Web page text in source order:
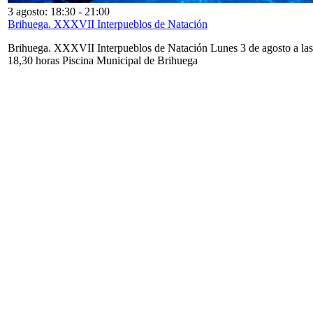
3 agosto: 18:30 - 21:00
Brihuega. XXXVII Interpueblos de Natación
Brihuega. XXXVII Interpueblos de Natación Lunes 3 de agosto a las
18,30 horas Piscina Municipal de Brihuega